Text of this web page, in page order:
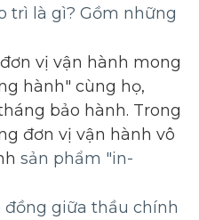
trì là gì? Gồm những
vị vận hành mong
hành" cùng họ,
bảo hành. Trong
đơn vị vận hành vô
sản phẩm "in-
đồng giữa thầu chính